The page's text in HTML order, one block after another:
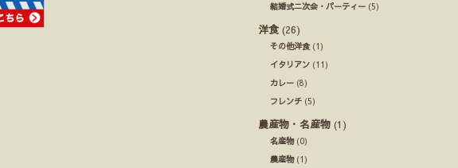
結婚式ニ次会・パーティー (5)
洋食 (26)
その他洋食(1)
イタリアン (11)
カレー (8)
フレンチ (5)
農産物・名産物 (1)
名産物(0)
農産物(1)